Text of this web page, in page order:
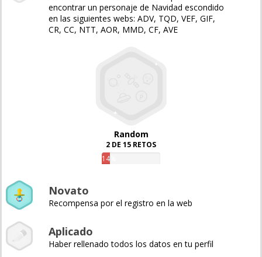
encontrar un personaje de Navidad escondido
en las siguientes webs: ADV, TQD, VEF, GIF,
CR, CC, NTT, AOR, MMD, CF, AVE
Random
2 DE 15 RETOS
14%
Novato
Recompensa por el registro en la web
Aplicado
Haber rellenado todos los datos en tu perfil